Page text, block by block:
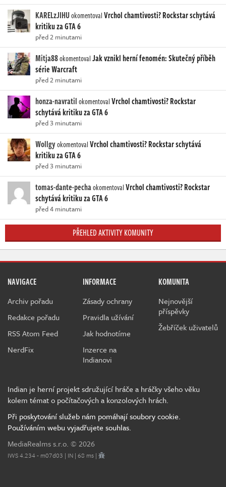
KARELzJIHUokomentovalVrchol chamtivosti? Rockstar schytává
kritiku za GTA 6
před 2 minutami
Mitja88okomentovalJak vznikl herní fenomén: Skutečný příběh
série Warcraft
před 2 minutami
honza-navratilokomentovalVrchol chamtivosti? Rockstar
schytává kritiku za GTA 6
před 3 minutami
WollgyokomentovalVrchol chamtivosti? Rockstar schytává
kritiku za GTA 6
před 3 minutami
tomas-dante-pechaokomentovalVrchol chamtivosti? Rockstar
schytává kritiku za GTA 6
před 4 minutami
PŘEHLED AKTIVITY KOMUNITY
NAVIGACE
Archiv pořadu
Redakce pořadu
RSS Atom Feed
NerdFix
INFORMACE
Zásady ochrany
Pravidla užívání
Jak hodnotíme
Inzerce na
Indianovi
KOMUNITA
Nejnovější
příspěvky
Žebříček uživatelů
Indian je herní projekt sdružující hráče a hráčky všeho věku
kolem témat o počítačových a konzolových hrách.
Při poskytování služeb nám pomáhají soubory cookie.
Používáním webu vyjadřujete souhlas.
MediaRealms s.r.o. © 2026
IWS 4.234 - m07d03 | IN | 68 ms |